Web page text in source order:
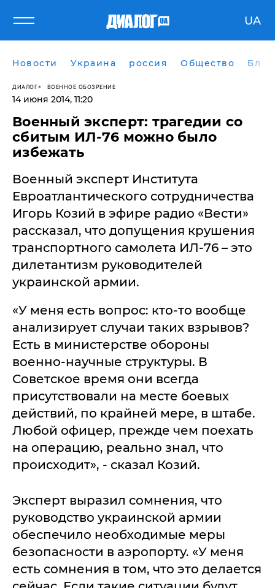
UA
Новости Украина россия Общество
ДИАЛОГ ВОЕННОЕ ОБОЗРЕНИЕ
14 июня 2014, 11:20
Военный эксперт: трагедии со
сбитым ИЛ-76 можно было
избежать
Военный эксперт Института
Евроатлантического сотрудничества
Игорь Козий в эфире радио «Вести»
рассказал, что допущения крушения
транспортного самолета ИЛ-76 – это
дилетантизм руководителей
украинской армии.
«У меня есть вопрос: кто-то вообще
анализирует случаи таких взрывов?
Есть в министерстве обороны
военно-научные структуры. В
Советское время они всегда
присутствовали на месте боевых
действий, по крайней мере, в штабе.
Любой офицер, прежде чем поехать
на операцию, реально знал, что
происходит», - сказал Козий.
Эксперт выразил сомнения, что
руководство украинской армии
обеспечило необходимые меры
безопасности в аэропорту. «У меня
есть сомнения в том, что это делается